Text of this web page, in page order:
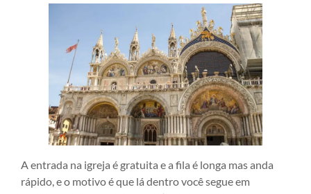
A entrada na igreja é gratuita e a fila é longa mas anda
rápido, e o motivo é que lá dentro você segue em